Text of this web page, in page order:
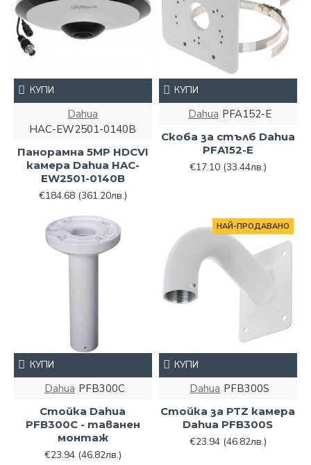
Dahua
HAC-EW2501-0140B
Панорамна 5MP HDCVI
камера Dahua HAC-
EW2501-0140B
€184.68 (361.20лв.)
КУПИ
Dahua PFA152-E
Скоба за стълб Dahua
PFA152-E
€17.10 (33.44лв.)
КУПИ
Dahua PFB300C
Стойка Dahua
PFB300C - таванен
монтаж
€23.94 (46.82лв.)
КУПИ
НАЙ-ПРОДАВАНО
Dahua PFB300S
Стойка за PTZ камера
Dahua PFB300S
€23.94 (46.82лв.)
КУПИ